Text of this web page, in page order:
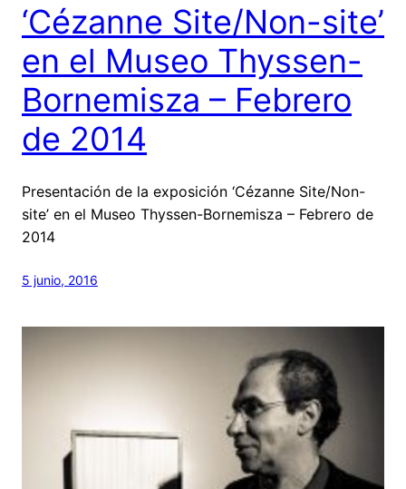
‘Cézanne Site/Non-site’
en el Museo Thyssen-
Bornemisza – Febrero
de 2014
Presentación de la exposición ‘Cézanne Site/Non-
site’ en el Museo Thyssen-Bornemisza – Febrero de
2014
5 junio, 2016